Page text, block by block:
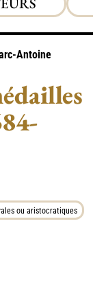
Antoine
ou aristocratiques